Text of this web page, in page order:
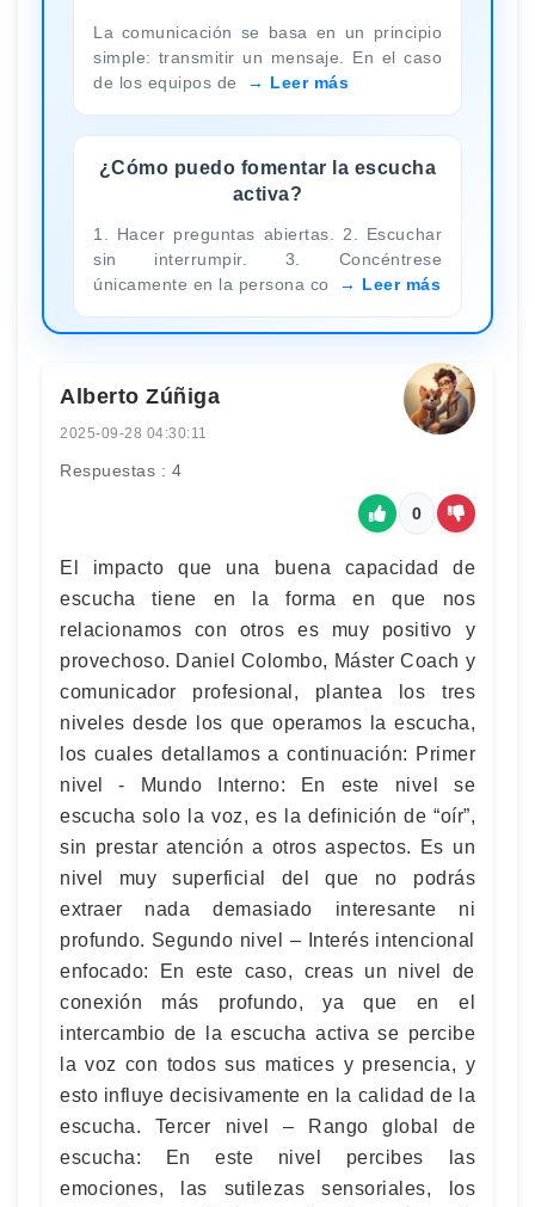
La comunicación se basa en un principio
simple: transmitir un mensaje. En el caso
de los equipos de
Leer más
¿Cómo puedo fomentar la escucha
activa?
1. Hacer preguntas abiertas. 2. Escuchar
sin interrumpir. 3. Concéntrese
únicamente en la persona co
Leer más
Alberto Zúñiga
2025-09-28 04:30:11
Respuestas : 4
0
El impacto que una buena capacidad de
escucha tiene en la forma en que nos
relacionamos con otros es muy positivo y
provechoso. Daniel Colombo, Máster Coach y
comunicador profesional, plantea los tres
niveles desde los que operamos la escucha,
los cuales detallamos a continuación: Primer
nivel - Mundo Interno: En este nivel se
escucha solo la voz, es la definición de “oír”,
sin prestar atención a otros aspectos. Es un
nivel muy superficial del que no podrás
extraer nada demasiado interesante ni
profundo. Segundo nivel – Interés intencional
enfocado: En este caso, creas un nivel de
conexión más profundo, ya que en el
intercambio de la escucha activa se percibe
la voz con todos sus matices y presencia, y
esto influye decisivamente en la calidad de la
escucha. Tercer nivel – Rango global de
escucha: En este nivel percibes las
emociones, las sutilezas sensoriales, los